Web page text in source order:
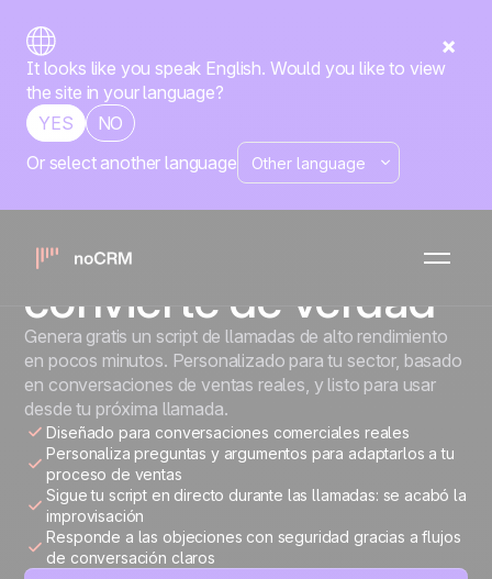
It looks like you speak English. Would you like to view
the site in your language?
YES
NO
Or select another language
GENERADOR DE SCRIPT DE VENTAS
Crea un script de
llamadas que
convierte de verdad
Genera gratis un script de llamadas de alto rendimiento
en pocos minutos. Personalizado para tu sector, basado
en conversaciones de ventas reales, y listo para usar
desde tu próxima llamada.
Diseñado para conversaciones comerciales reales
Personaliza preguntas y argumentos para adaptarlos a tu
proceso de ventas
Sigue tu script en directo durante las llamadas: se acabó la
improvisación
Responde a las objeciones con seguridad gracias a flujos
de conversación claros